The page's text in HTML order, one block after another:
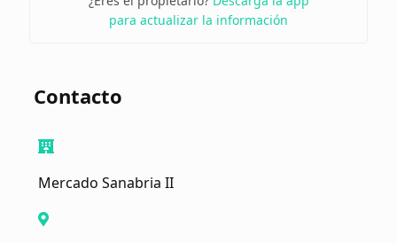
para actualizar la información
Contacto
Mercado Sanabria II